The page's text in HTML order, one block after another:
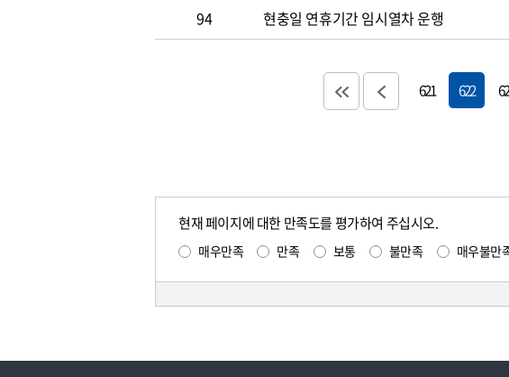
94
현충일 연휴기간 임시열차 운행
621 622
현재 페이지에 대한 만족도를 평가하여 주십시오.
매우만족 만족 보통 불만족 매우불만